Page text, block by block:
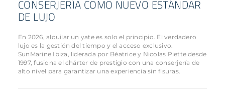
CONSERJERÍA COMO NUEVO ESTÁNDAR
DE LUJO
En 2026, alquilar un yate es solo el principio. El verdadero
lujo es la gestión del tiempo y el acceso exclusivo.
SunMarine Ibiza, liderada por Béatrice y Nicolas Piette desde
1997, fusiona el chárter de prestigio con una conserjería de
alto nivel para garantizar una experiencia sin fisuras.